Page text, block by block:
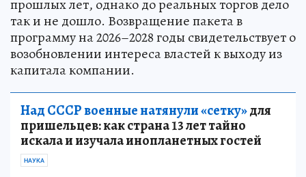
прошлых лет, однако до реальных торгов дело
так и не дошло. Возвращение пакета в
программу на 2026–2028 годы свидетельствует о
возобновлении интереса властей к выходу из
капитала компании.
Над СССР военные натянули «сетку»для
пришельцев: как страна 13 лет тайно
искала и изучала инопланетных гостей
НАУКА